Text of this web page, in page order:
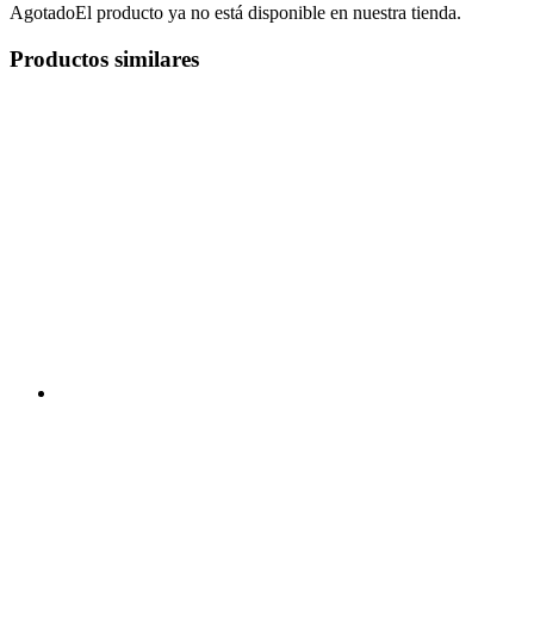
AgotadoEl producto ya no está disponible en nuestra tienda.
Productos similares